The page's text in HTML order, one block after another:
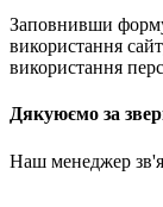
Заповнивши
використання
використання
Дякуюємо за
Наш менеджер